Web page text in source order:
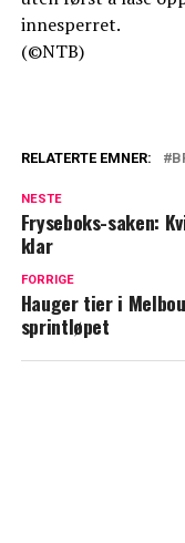
innesperret.
(©NTB)
RELATERTE EMNER:
NESTE
Fryseboks-saken:
klar
FORRIGE
Hauger tier i
sprintløpet